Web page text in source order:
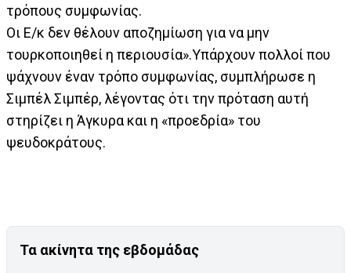
τρόπους συμφωνίας.
Οι Ε/κ δεν θέλουν αποζημίωση για να μην
τουρκοποιηθεί η περιουσία».Υπάρχουν πολλοί που
ψάχνουν έναν τρόπο συμφωνίας, συμπλήρωσε η
Σιμπέλ Σιμπέρ, λέγοντας ότι την πρόταση αυτή
στηρίζει η Άγκυρα και η «προεδρία» του
ψευδοκράτους.
Τα ακίνητα της εβδομάδας